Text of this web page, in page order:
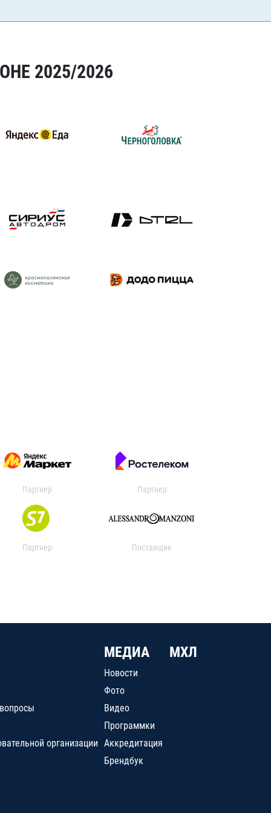
2025/2026
Партнер Партнер
Партнер Поставщик
организации
МЕДИА
Новости
Фото
Видео
Программки
Аккредитация
Брендбук
МХЛ